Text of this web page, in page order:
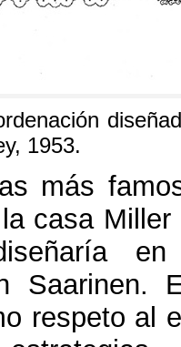
, 1953.
más
casa Miller
Saarinen.
respeto al